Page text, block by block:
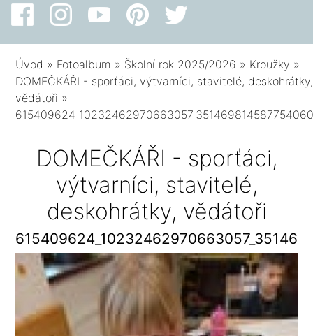
Úvod » Fotoalbum » Školní rok 2025/2026 » Kroužky »
DOMEČKÁŘI - sporťáci, výtvarníci, stavitelé, deskohrátky,
vědátoři »
DOMEČKÁŘI - sporťáci,
výtvarníci, stavitelé,
deskohrátky, vědátoři